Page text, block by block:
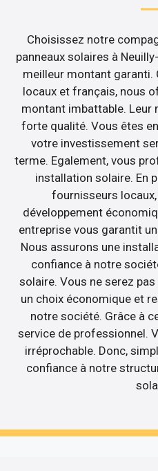
Choisissez notre
panneaux solaires à
meilleur montant garanti.
locaux et français, nous
montant imbattable. Leur
forte qualité. Vous êtes
votre investissement
terme. Egalement, vous
installation solaire. En
fournisseurs
développement
entreprise vous garantit
Nous assurons une
confiance à notre
solaire. Vous ne serez
un choix économique et
notre société. Grâce à
service de professionnel.
irréprochable. Donc,
confiance à notre